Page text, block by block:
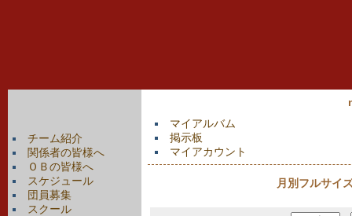
チーム紹介
関係者の皆様へ
ＯＢの皆様へ
スケジュール
団員募集
スクール
マイアルバム
掲示板
マイアカウント
月別フルサイ